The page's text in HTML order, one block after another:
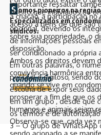
Importante ressaltar
a criação, a participação
opcional, devendo os
de informações pessoais
ser condicionado a própria
Em outras palavras, o
pessoal e sigiloso, sendo
escolha de expor seus
em um grupo , desde que
os termos e de
3 – O grupo de WhatsApp
direito que indivíduos ou
acesso a bens de que são
sobre sua propriedade, o
disposição.
Ambos os direitos devem
convivência harmônica
quando se vive em
prosperar a fim de que os
humanos e animais sejam
Observa-se que, cada vez
S omos pioneiros na
Especializados em
síndicos.
© 2026. Revista Meu